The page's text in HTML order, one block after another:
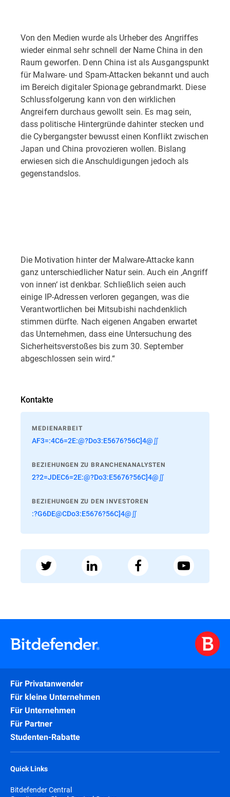
Von den Medien wurde als Urheber des Angriffes
wieder einmal sehr schnell der Name China in den
Raum geworfen. Denn China ist als Ausgangspunkt
für Malware- und Spam-Attacken bekannt und auch
im Bereich digitaler Spionage gebrandmarkt. Diese
Schlussfolgerung kann von den wirklichen
Angreifern durchaus gewollt sein. Es mag sein,
dass politische Hintergründe dahinter stecken und
die Cybergangster bewusst einen Konflikt zwischen
Japan und China provozieren wollen. Bislang
erwiesen sich die Anschuldigungen jedoch als
gegenstandslos.
Die Motivation hinter der Malware-Attacke kann
ganz unterschiedlicher Natur sein. Auch ein ‚Angriff
von innen‘ ist denkbar. Schließlich seien auch
einige IP-Adressen verloren gegangen, was die
Verantwortlichen bei Mitsubishi nachdenklich
stimmen dürfte. Nach eigenen Angaben erwartet
das Unternehmen, dass eine Untersuchung des
Sicherheitsverstoßes bis zum 30. September
abgeschlossen sein wird.“
Kontakte
MEDIENARBEIT
AF3=:4C6=2E:@?Do3:E5676?56C]4@∬
BEZIEHUNGEN ZU BRANCHENANALYSTEN
2?2=JDEC6=2E:@?Do3:E5676?56C]4@∬
BEZIEHUNGEN ZU DEN INVESTOREN
:?G6DE@CDo3:E5676?56C]4@∬
Für Privatanwender
Für kleine Unternehmen
Für Unternehmen
Für Partner
Studenten-Rabatte
Quick Links
Bitdefender Central